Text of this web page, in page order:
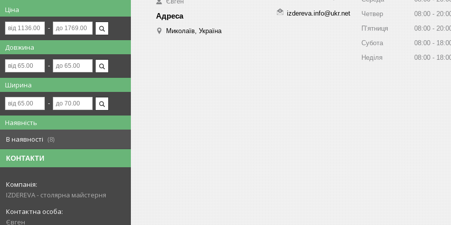
Ціна
Довжина
Ширина
Наявність
В наявності
8
КОНТАКТИ
IZDEREVA - столярна майстерня
Євген
Миколаїв, Україна
izdereva.info@ukr.net
Четвер
08:00
Пʼятниця
08:00
Субота
08:00
Неділя
08:00